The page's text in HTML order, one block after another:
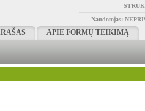
Naudotojas:
APIE FORMŲ TEIKIMĄ